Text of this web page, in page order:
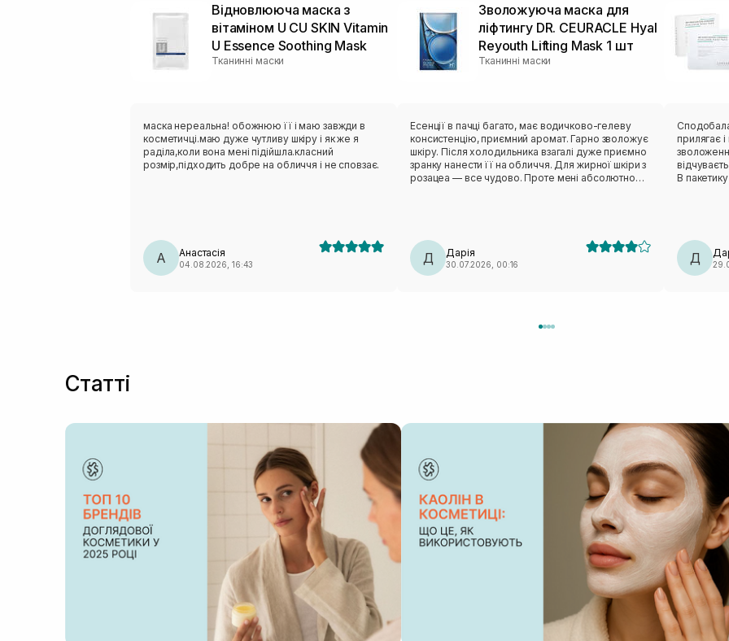
Відновлююча маска з
вітаміном U CU SKIN Vitamin
U Essence Soothing Mask
Тканинні маски
маска нереальна! обожнюю її і маю завжди в
косметичці.маю дуже чутливу шкіру і як же я
раділа,коли вона мені підійшла.класний
розмір,підходить добре на обличчя і не сповзає.
А Анастасія
04.08.2026, 16:43
Зволожуюча маска для
ліфтингу DR. CEURACLE Hyal
Reyouth Lifting Mask 1 шт
Тканинні маски
Есенції в пачці багато, має водичково-гелеву
консистенцію, приємний аромат. Гарно зволожує
шкіру. Після холодильника взагалі дуже приємно
зранку нанести її на обличчя. Для жирної шкіри з
розацеа — все чудово. Проте мені абсолютно
вдруге не повторю (лише через лекало).
Д Дарія
30.07.2026, 00:16
Сподобалася ця
прилягає і
В
класна
Д
Статті